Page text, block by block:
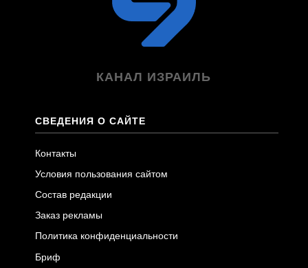
КАНАЛ ИЗРАИЛЬ
СВЕДЕНИЯ О САЙТЕ
Контакты
Условия пользования сайтом
Состав редакции
Заказ рекламы
Политика конфиденциальности
Бриф